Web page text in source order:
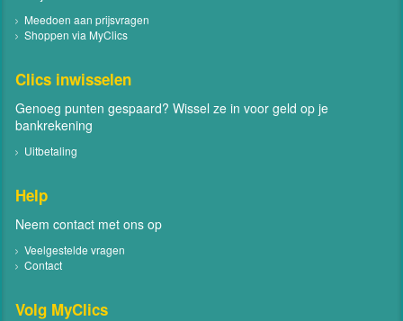
Meedoen aan prijsvragen
Shoppen via MyClics
Clics inwisselen
Genoeg punten gespaard? Wissel ze in voor geld op je
bankrekening
Uitbetaling
Help
Neem contact met ons op
Veelgestelde vragen
Contact
Volg MyClics